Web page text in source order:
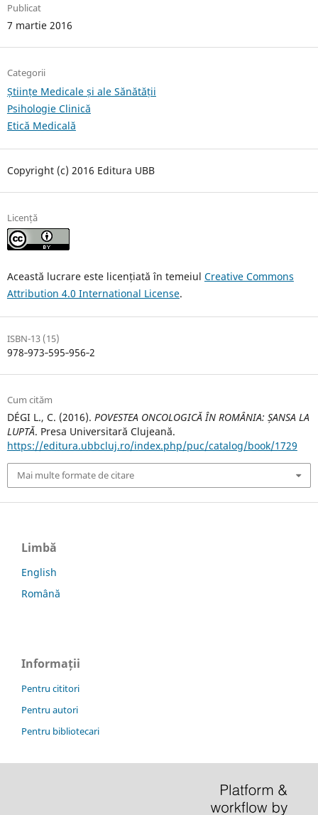
Publicat
7 martie 2016
Categorii
Științe Medicale și ale Sănătății
Psihologie Clinică
Etică Medicală
Copyright (c) 2016 Editura UBB
Licență
Această lucrare este licențiată în temeiul Creative Commons
Attribution 4.0 International License.
ISBN-13 (15)
978‐973‐595‐956‐2
Cum cităm
DÉGI L., C. (2016). POVESTEA ONCOLOGICĂ ÎN ROMÂNIA: ȘANSA LA
LUPTĂ. Presa Universitară Clujeană.
https://editura.ubbcluj.ro/index.php/puc/catalog/book/1729
Mai multe formate de citare
Limbă
English
Română
Informații
Pentru cititori
Pentru autori
Pentru bibliotecari